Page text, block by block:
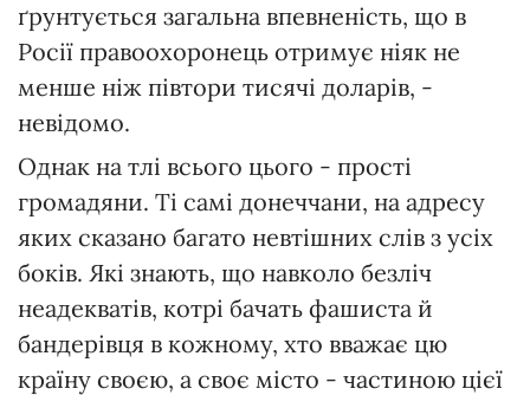
ґрунтується загальна впевненість, що в
Росії правоохоронець отримує ніяк не
менше ніж півтори тисячі доларів, -
невідомо.
Однак на тлі всього цього - прості
громадяни. Ті самі донеччани, на адресу
яких сказано багато невтішних слів з усіх
боків. Які знають, що навколо безліч
неадекватів, котрі бачать фашиста й
бандерівця в кожному, хто вважає цю
країну своєю, а своє місто - частиною цієї